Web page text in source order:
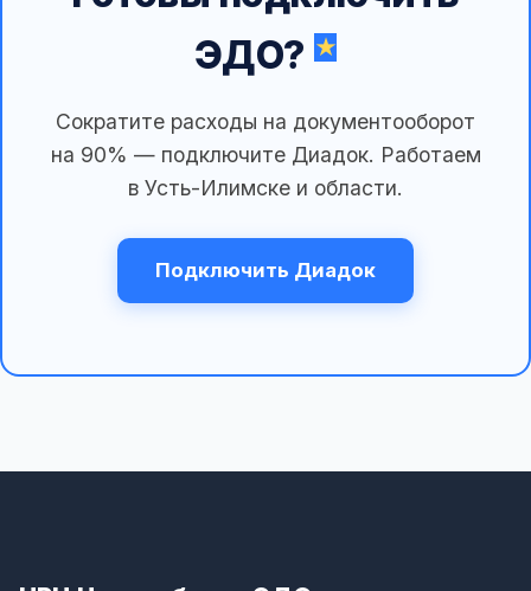
ЭДО?
Сократите расходы на документооборот
на 90% — подключите Диадок. Работаем
в Усть-Илимске и области.
Подключить Диадок